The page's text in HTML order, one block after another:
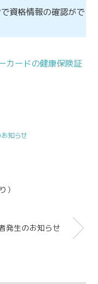
資格情報の確認がで
カードの健康保険証
知らせ
）
発生のお知らせ